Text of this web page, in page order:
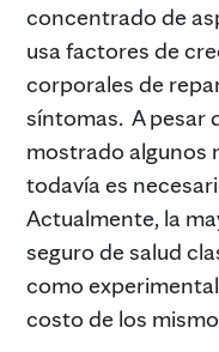
concentrado de
usa factores de
corporales de
síntomas. A pesar
mostrado algunos
todavía es
Actualmente, la
seguro de salud
como
costo de los